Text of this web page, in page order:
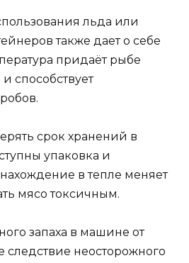
льда или
также дает о себе
придаёт рыбе
способствует
срок хранений в
упаковка и
в тепле меняет
мясо токсичным.
запаха в машине от
следствие неосторожного